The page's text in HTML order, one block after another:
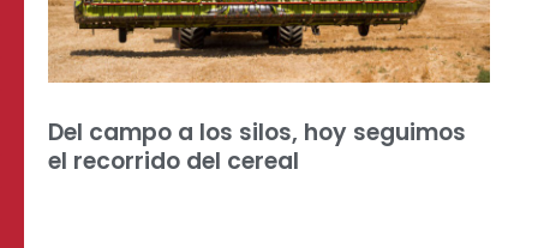
Del campo a los silos, hoy seguimos
el recorrido del cereal